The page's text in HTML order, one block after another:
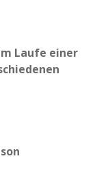
Laufe einer